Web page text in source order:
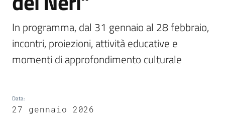
Servizi
Vivere
Castel
Servizi
In programma, dal 31 gennaio al 28 febbraio,
incontri, proiezioni, attività educative e
momenti di approfondimento culturale
Data:
27 gennaio 2026